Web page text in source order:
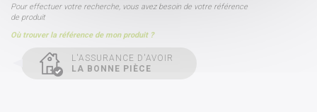
Pour effectuer votre recherche, vous avez besoin de votre référence
de produit
Où trouver la référence de mon produit ?
L'ASSURANCE D'AVOIR
LA BONNE PIÈCE